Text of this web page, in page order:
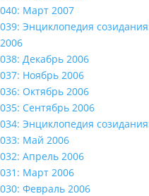
040: Март 2007
039: Энциклопедия
2006
038: Декабрь 2006
037: Ноябрь 2006
036: Октябрь 2006
035: Сентябрь 2006
034: Энциклопедия
033: Май 2006
032: Апрель 2006
031: Март 2006
030: Февраль 2006